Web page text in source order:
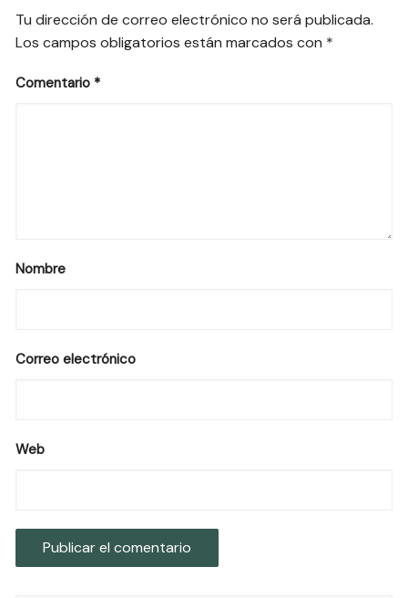
Tu dirección de correo electrónico no será publicada.
Los campos obligatorios están marcados con *
Comentario *
Nombre
Correo electrónico
Web